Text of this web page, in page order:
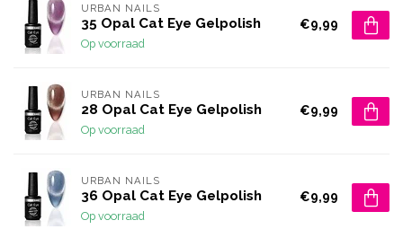
URBAN NAILS
35 Opal Cat Eye Gelpolish
Op voorraad
€9,99
URBAN NAILS
28 Opal Cat Eye Gelpolish
Op voorraad
€9,99
URBAN NAILS
36 Opal Cat Eye Gelpolish
Op voorraad
€9,99